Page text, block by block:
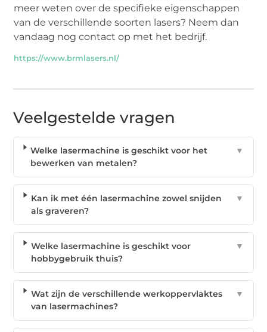
meer weten over de specifieke eigenschappen
van de verschillende soorten lasers? Neem dan
vandaag nog contact op met het bedrijf.
https://www.brmlasers.nl/
Veelgestelde vragen
Welke lasermachine is geschikt voor het
bewerken van metalen?
▼
Kan ik met één lasermachine zowel snijden
als graveren?
▼
Welke lasermachine is geschikt voor
hobbygebruik thuis?
▼
Wat zijn de verschillende werkoppervlaktes
van lasermachines?
▼